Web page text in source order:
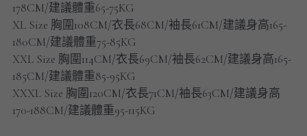
178CM/建議體重65-75KG
XL Size 胸圍108CM/衣長68CM/袖長61CM/建議身高165-
180CM/建議體重75-85KG
XXL Size 胸圍114CM/衣長69CM/袖長62CM/建議身高165-
185CM/建議體重85-95KG
XXXL Size 胸圍120CM/衣長71CM/袖長63CM/建議身高
170-188CM/建議體重95-115KG
男裝外套
男裝短袖 T-SHIRT
重磅純色 長袖T-Shirt 系列
重磅純色 衛衣 系列